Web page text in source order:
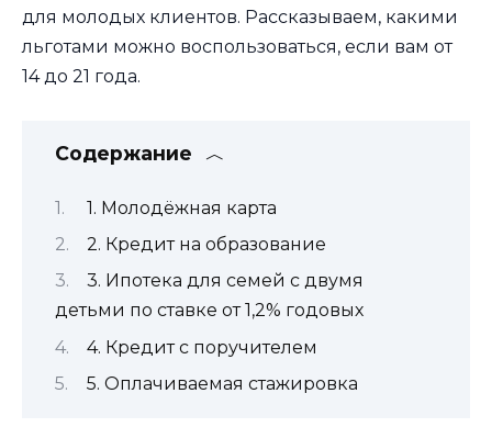
для молодых клиентов. Рассказываем, какими
льготами можно воспользоваться, если вам от
14 до 21 года.
Содержание
1. Молодёжная карта
2. Кредит на образование
3. Ипотека для семей с двумя
детьми по ставке от 1,2% годовых
4. Кредит с поручителем
5. Оплачиваемая стажировка